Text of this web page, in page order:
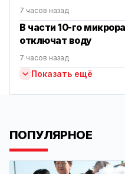
7 часов назад
В части 10-го
отключат воду
7 часов назад
Показать ещё
ПОПУЛЯРНОЕ